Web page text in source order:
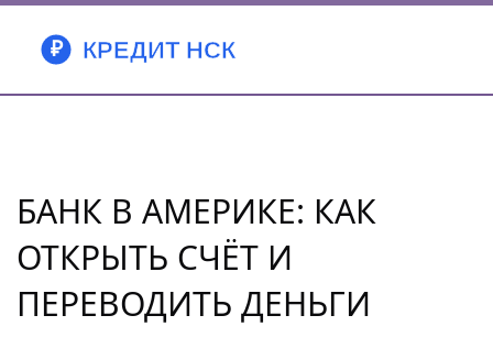
БАНК В АМЕРИКЕ: КАК
ОТКРЫТЬ СЧЁТ И
ПЕРЕВОДИТЬ ДЕНЬГИ